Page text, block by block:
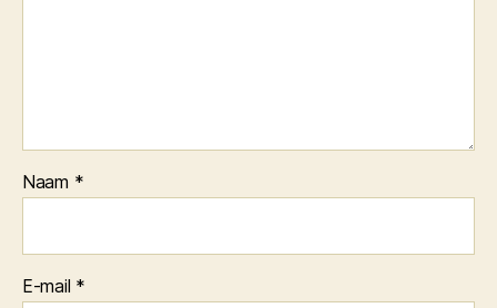
Naam *
E-mail *